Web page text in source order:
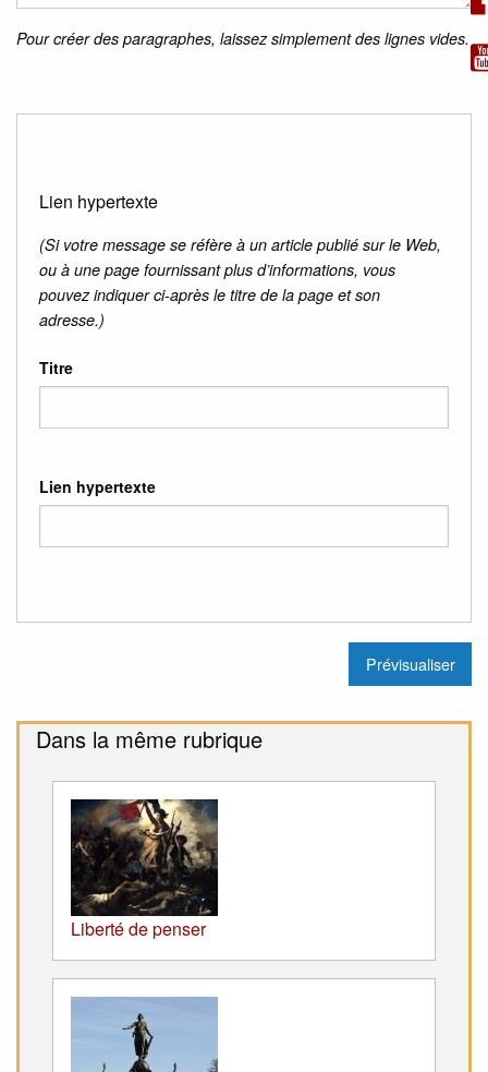
Pour créer des paragraphes, laissez simplement des lignes vides.
Lien hypertexte
(Si votre message se réfère à un article publié sur le Web,
ou à une page fournissant plus d’informations, vous
pouvez indiquer ci-après le titre de la page et son
adresse.)
Titre
Lien hypertexte
Dans la même rubrique
Liberté de penser